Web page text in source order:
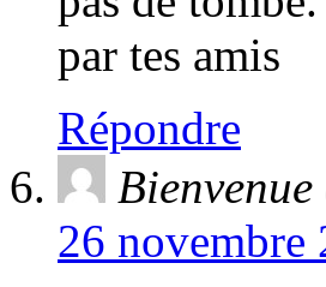
par tes amis
Répondre
26 novembre